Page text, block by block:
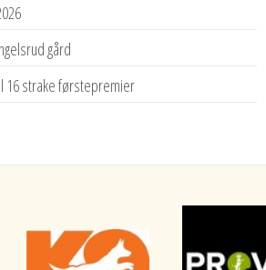
gård
16 strake førstepremier